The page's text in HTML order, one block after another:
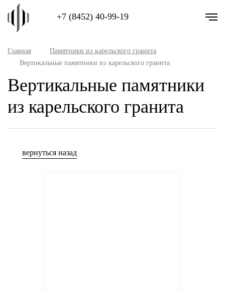
+7 (8452) 40-99-19
Главная
Памятники из карельского гранита
Вертикальные памятники из карельского гранита
Вертикальные памятники
из карельского гранита
вернуться назад